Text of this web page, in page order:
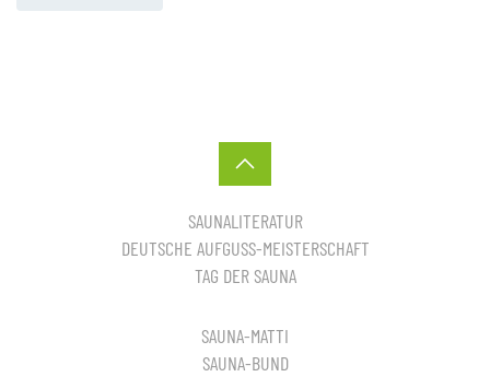
SAUNALITERATUR
DEUTSCHE AUFGUSS-MEISTERSCHAFT
TAG DER SAUNA
SAUNA-MATTI
SAUNA-BUND